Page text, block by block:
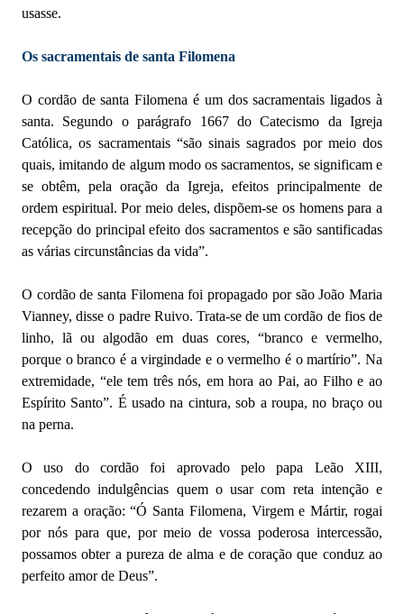
usasse.
Os sacramentais de santa Filomena
O cordão de santa Filomena é um dos sacramentais ligados à
santa. Segundo o parágrafo 1667 do Catecismo da Igreja
Católica, os sacramentais “são sinais sagrados por meio dos
quais, imitando de algum modo os sacramentos, se significam e
se obtêm, pela oração da Igreja, efeitos principalmente de
ordem espiritual. Por meio deles, dispõem-se os homens para a
recepção do principal efeito dos sacramentos e são santificadas
as várias circunstâncias da vida”.
O cordão de santa Filomena foi propagado por são João Maria
Vianney, disse o padre Ruivo. Trata-se de um cordão de fios de
linho, lã ou algodão em duas cores, “branco e vermelho,
porque o branco é a virgindade e o vermelho é o martírio”. Na
extremidade, “ele tem três nós, em hora ao Pai, ao Filho e ao
Espírito Santo”. É usado na cintura, sob a roupa, no braço ou
na perna.
O uso do cordão foi aprovado pelo papa Leão XIII,
concedendo indulgências quem o usar com reta intenção e
rezarem a oração: “Ó Santa Filomena, Virgem e Mártir, rogai
por nós para que, por meio de vossa poderosa intercessão,
possamos obter a pureza de alma e de coração que conduz ao
perfeito amor de Deus”.